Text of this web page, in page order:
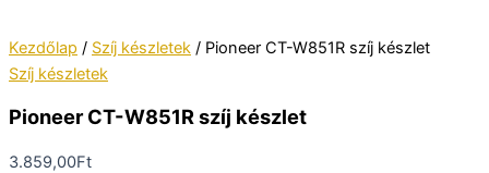
Kezdőlap / Szíj készletek / Pioneer CT-W851R szíj készlet
Szíj készletek
Pioneer CT-W851R szíj készlet
3.859,00Ft